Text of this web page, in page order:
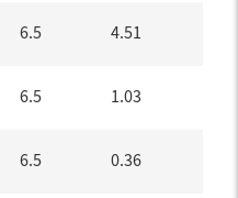
6.5 4.51
6.5 1.03
6.5 0.36